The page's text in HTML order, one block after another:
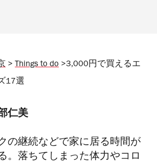
> Things to do >3,000円で買えるエ
17選
仁美
の継続などで家に居る時間が
。落ちてしまった体力やコロ